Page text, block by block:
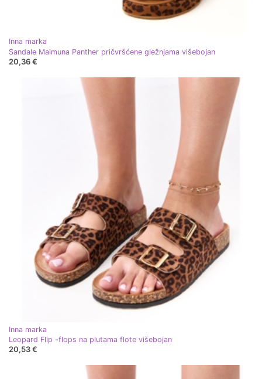
Inna marka
Sandale Maimuna Panther pričvršćene gležnjama višebojan
20,36 €
Inna marka
Leopard Flip -flops na plutama flote višebojan
20,53 €